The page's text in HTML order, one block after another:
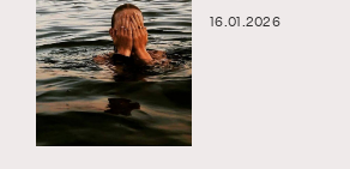
16.01.2026